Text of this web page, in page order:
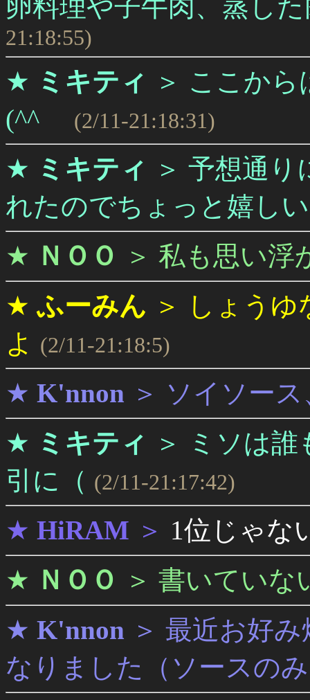
卵料理や子牛肉、蒸し
21:18:55)
★ ミキティ ＞ ここから
(^^ゞ
(2/11-21:18:31)
★ ミキティ ＞ 予想通り
れたのでちょっと嬉し
★ ＮＯＯ ＞ 私も思い浮
★ふーみん ＞
しょうゆ
よ (2/11-21:18:5)
★ K'nnon ＞ ソイソー
★ ミキティ ＞
ミソは
引に（ (2/11-21:17:42)
★ HiRAM ＞ 1位じゃな
★ ＮＯＯ ＞ 書いていな
★ K'nnon ＞ 最近お好
なりました（ソースの